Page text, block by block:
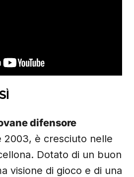
difensore
2003, è cresciuto nelle
Dotato di un buon
visione di gioco e di una